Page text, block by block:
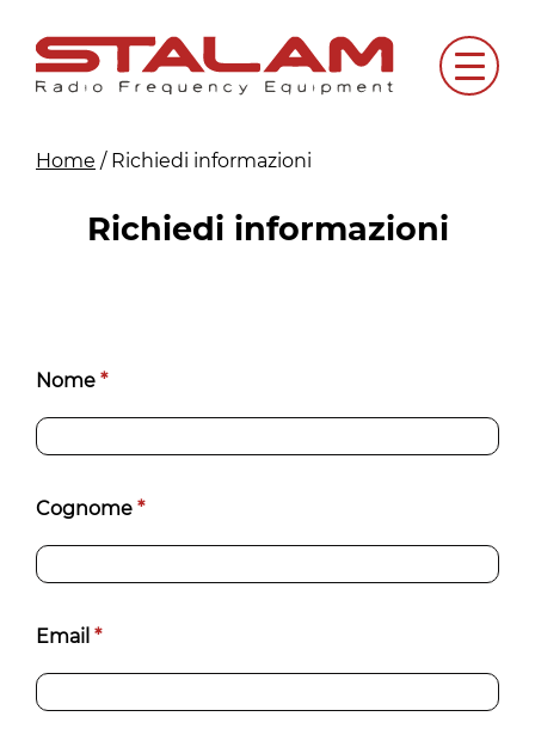
content
Menu
Home / Richiedi informazioni
Richiedi informazioni
Richiedi
informazioni
[IT]
Nome *
Cognome *
Email *